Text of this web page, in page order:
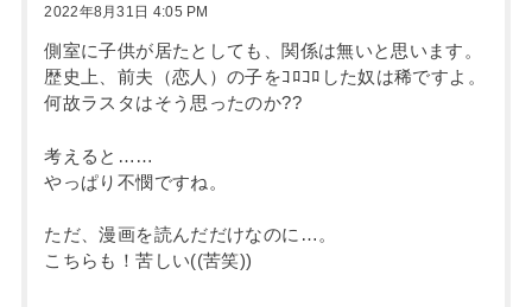
2022年8月31日 4:05 PM
側室に子供が居たとしても、関係は無いと思います。
歴史上、前夫（恋人）の子をｺﾛｺﾛした奴は稀ですよ。
何故ラスタはそう思ったのか??
考えると……
やっぱり不憫ですね。
ただ、漫画を読んだだけなのに…。
こちらも！苦しい((苦笑))